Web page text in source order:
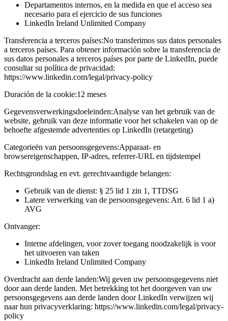
Departamentos internos, en la medida en que el acceso sea
necesario para el ejercicio de sus funciones
LinkedIn Ireland Unlimited Company
Transferencia a terceros países:No transferimos sus datos personales
a terceros países. Para obtener información sobre la transferencia de
sus datos personales a terceros países por parte de LinkedIn, puede
consultar su política de privacidad:
https://www.linkedin.com/legal/privacy-policy
Duración de la cookie:12 meses
Gegevensverwerkingsdoeleinden:Analyse van het gebruik van de
website, gebruik van deze informatie voor het schakelen van op de
behoefte afgestemde advertenties op LinkedIn (retargeting)
Categorieën van persoonsgegevens:Apparaat- en
browsereigenschappen, IP-adres, referrer-URL en tijdstempel
Rechtsgrondslag en evt. gerechtvaardigde belangen:
Gebruik van de dienst: § 25 lid 1 zin 1, TTDSG
Latere verwerking van de persoonsgegevens: Art. 6 lid 1 a)
AVG
Ontvanger:
Interne afdelingen, voor zover toegang noodzakelijk is voor
het uitvoeren van taken
LinkedIn Ireland Unlimited Company
Overdracht aan derde landen:Wij geven uw persoonsgegevens niet
door aan derde landen. Met betrekking tot het doorgeven van uw
persoonsgegevens aan derde landen door LinkedIn verwijzen wij
naar hun privacyverklaring: https://www.linkedin.com/legal/privacy-
policy